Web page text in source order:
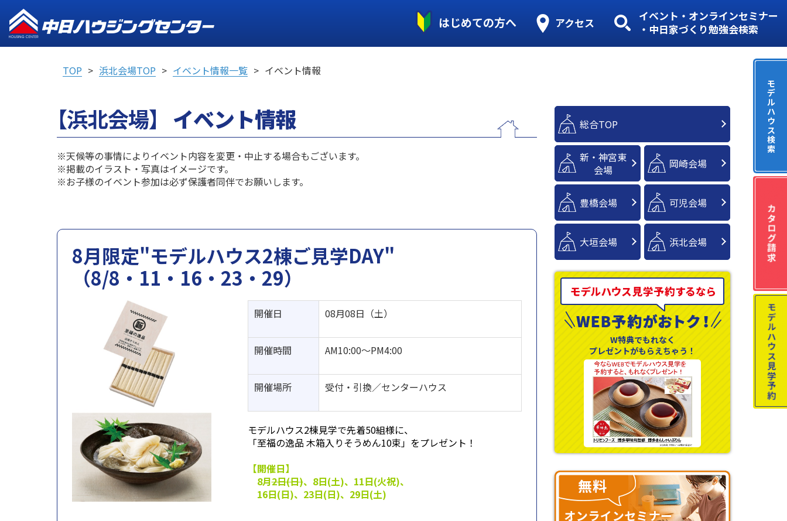
はじめての方へ アクセス
イベント・オンラインセミナー
・中日家づくり勉強会検索
TOP 浜北会場TOP イベント情報一覧 イベント情報
【浜北会場】 イベント情報
※天候等の事情によりイベント内容を変更・中止する場合もございます。
※掲載のイラスト・写真はイメージです。
※お子様のイベント参加は必ず保護者同伴でお願いします。
8月限定"モデルハウス2棟ご見学DAY"
（8/8・11・16・23・29）
開催日 08月08日（土）
開催時間 AM10:00～PM4:00
開催場所 受付・引換／センターハウス
モデルハウス2棟見学で先着50組様に、
「至福の逸品 木箱入りそうめん10束」をプレゼント！
【開催日】
8月2日(日)、8日(土)、11日(火祝)、
16日(日)、23日(日)、29日(土)
総合TOP
新・神宮東
会場
岡崎会場
豊橋会場 可児会場
大垣会場 浜北会場
W特典でもれなく
プレゼントがもらえちゃう！
モ
デ
ル
ハ
ウ
ス
検
索